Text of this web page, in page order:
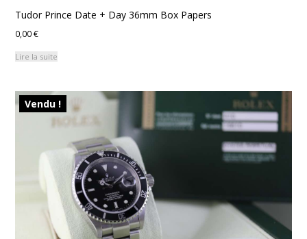
Tudor Prince Date + Day 36mm Box Papers
0,00€
Lire la suite
Vendu !